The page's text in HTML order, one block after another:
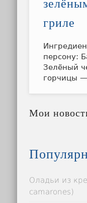
гриле
персону:
Зелёный
горчицы
Мои
Оладьи из
camarones)